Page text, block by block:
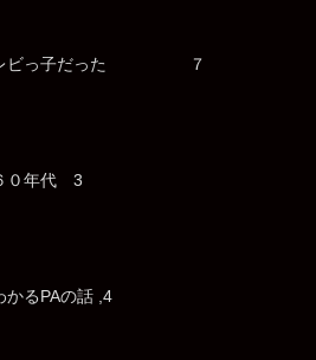
レビっ子だった ７
０年代 3
かるPAの話 ,4